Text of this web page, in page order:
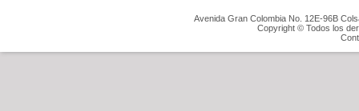
Avenida Gran Colombia No. 12E-96B
Copyright © Todos los